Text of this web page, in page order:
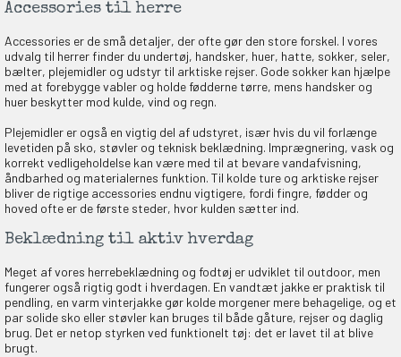
Accessories til herre
Accessories er de små detaljer, der ofte gør den store forskel. I vores
udvalg til herrer finder du undertøj, handsker, huer, hatte, sokker, seler,
bælter, plejemidler og udstyr til arktiske rejser. Gode sokker kan hjælpe
med at forebygge vabler og holde fødderne tørre, mens handsker og
huer beskytter mod kulde, vind og regn.
Plejemidler er også en vigtig del af udstyret, især hvis du vil forlænge
levetiden på sko, støvler og teknisk beklædning. Imprægnering, vask og
korrekt vedligeholdelse kan være med til at bevare vandafvisning,
åndbarhed og materialernes funktion. Til kolde ture og arktiske rejser
bliver de rigtige accessories endnu vigtigere, fordi fingre, fødder og
hoved ofte er de første steder, hvor kulden sætter ind.
Beklædning til aktiv hverdag
Meget af vores herrebeklædning og fodtøj er udviklet til outdoor, men
fungerer også rigtig godt i hverdagen. En vandtæt jakke er praktisk til
pendling, en varm vinterjakke gør kolde morgener mere behagelige, og et
par solide sko eller støvler kan bruges til både gåture, rejser og daglig
brug. Det er netop styrken ved funktionelt tøj: det er lavet til at blive
brugt.